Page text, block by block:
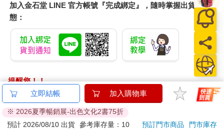
加入金石堂 LINE 官方帳號『完成綁定』，隨時掌握出貨動
態：
提醒您！！
金石堂及銀行均不會請您操作ATM! 如接獲電話要求您前往
ATM提款機，請不要聽從指示，以免受騙上當！
退換貨須知：
立即結帳 加入購物車
※ 2026夏季暢銷展-出色文化2書75折
預計 2026/08/10 出貨 參考庫存量：10 預訂門市商品
門市庫存